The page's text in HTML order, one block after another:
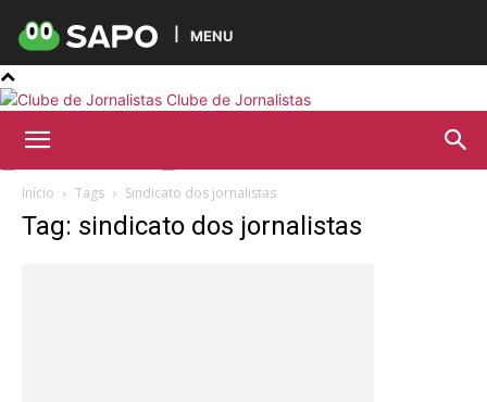
MENU
Clube de Jornalistas
Início Tags Sindicato dos jornalistas
Tag: sindicato dos jornalistas